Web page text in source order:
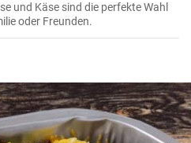
und Käse sind die perfekte Wahl
oder Freunden.